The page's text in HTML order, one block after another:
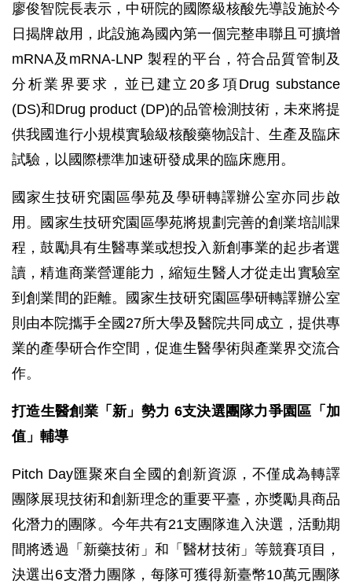
廖俊智院長表示，中研院的國際級核酸先導設施於今
日揭牌啟用，此設施為國內第一個完整串聯且可擴增
mRNA及mRNA-LNP 製程的平台，符合品質管制及
分析業界要求，並已建立20多項Drug substance
(DS)和Drug product (DP)的品管檢測技術，未來將提
供我國進行小規模實驗級核酸藥物設計、生產及臨床
試驗，以國際標準加速研發成果的臨床應用。
國家生技研究園區學苑及學研轉譯辦公室亦同步啟
用。國家生技研究園區學苑將規劃完善的創業培訓課
程，鼓勵具有生醫專業或想投入新創事業的起步者選
讀，精進商業營運能力，縮短生醫人才從走出實驗室
到創業間的距離。國家生技研究園區學研轉譯辦公室
則由本院攜手全國27所大學及醫院共同成立，提供專
業的產學研合作空間，促進生醫學術與產業界交流合
作。
打造生醫創業「新」勢力 6支決選團隊力爭園區「加
值」輔導
Pitch Day匯聚來自全國的創新資源，不僅成為轉譯
團隊展現技術和創新理念的重要平臺，亦獎勵具商品
化潛力的團隊。今年共有21支團隊進入決選，活動期
間將透過「新藥技術」和「醫材技術」等競賽項目，
決選出6支潛力團隊，每隊可獲得新臺幣10萬元團隊